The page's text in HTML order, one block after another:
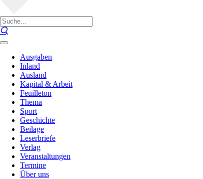
Ausgaben
Inland
Ausland
Kapital & Arbeit
Feuilleton
Thema
Sport
Geschichte
Beilage
Leserbriefe
Verlag
Veranstaltungen
Termine
Über uns